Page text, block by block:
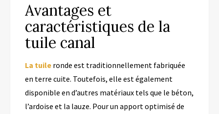
Avantages et
caractéristiques de la
tuile canal
La tuile ronde est traditionnellement fabriquée
en terre cuite. Toutefois, elle est également
disponible en d’autres matériaux tels que le béton,
l’ardoise et la lauze. Pour un apport optimisé de